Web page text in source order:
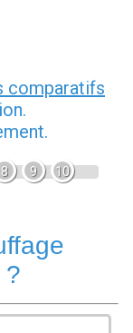
comparatifs
8 9 10
?